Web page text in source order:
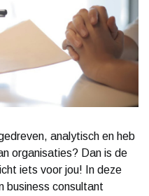
analytisch en heb
organisaties? Dan is de
iets voor jou! In deze
business consultant